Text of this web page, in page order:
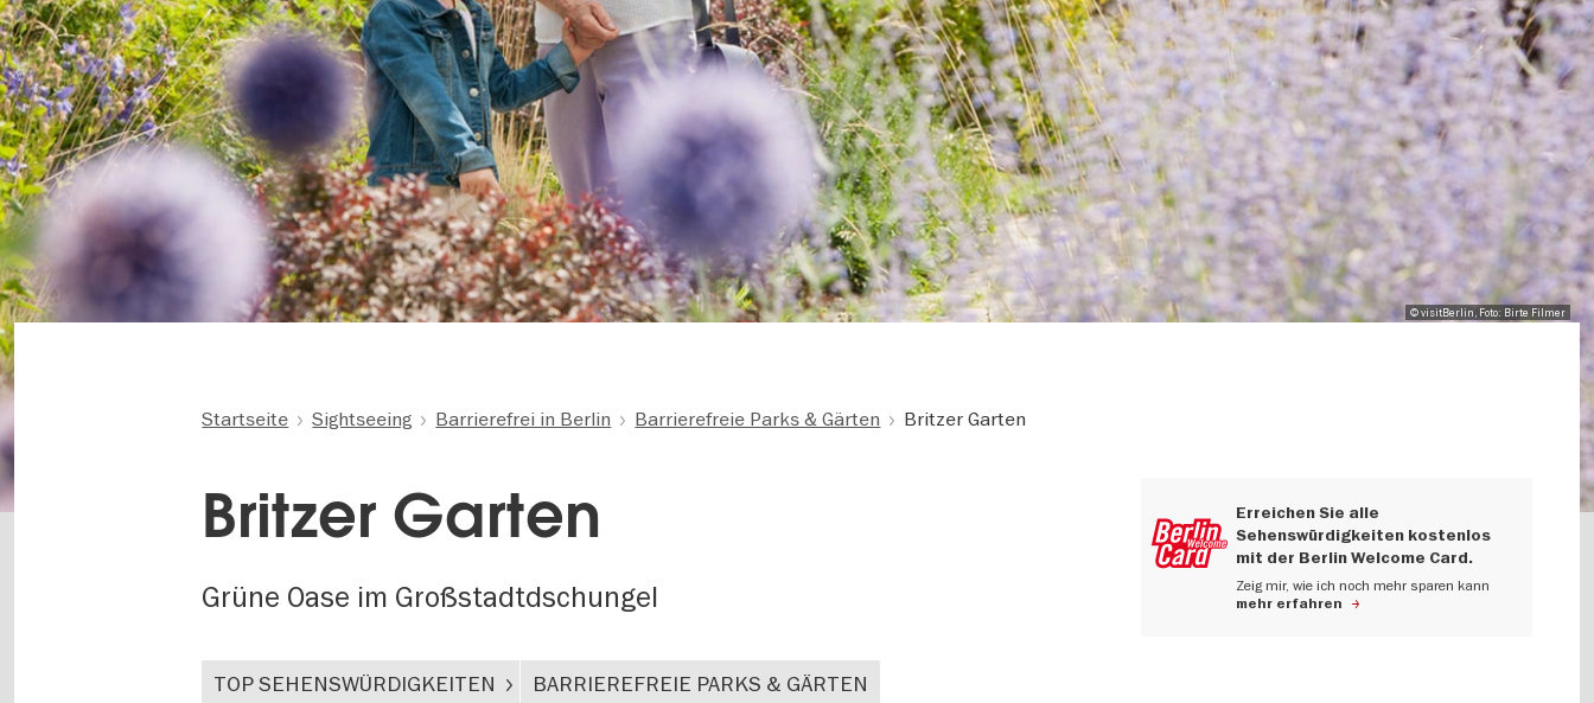
© visitBerlin, Foto: Birte Filmer
Startseite Sightseeing Barrierefrei in Berlin Barrierefreie Parks & Gärten Britzer Garten
Britzer Garten
Grüne Oase im Großstadtdschungel
Erreichen Sie alle
Sehenswürdigkeiten kostenlos
mit der Berlin Welcome Card.
Zeig mir, wie ich noch mehr sparen kann
mehr erfahren
TOP SEHENSWÜRDIGKEITEN BARRIEREFREIE PARKS & GÄRTEN